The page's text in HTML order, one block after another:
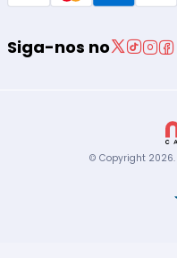
Siga-nos no
© Copyright 2026.